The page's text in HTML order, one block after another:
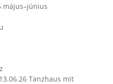
május–június
Tanzhaus mit